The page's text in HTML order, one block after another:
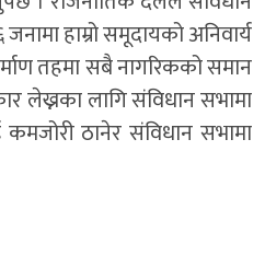
हाम्रो समूदायको अनिवार्य
तहमा सबै नागरिकको समान
लेख्नका लागि संविधान सभामा
कमजोरी ठानेर संविधान सभामा